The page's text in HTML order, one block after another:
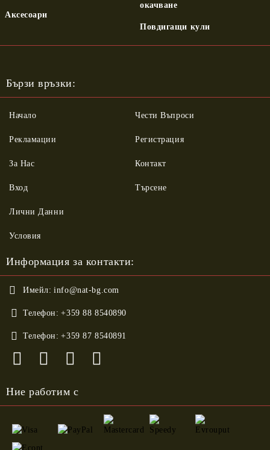
Аксесоари
окачване
Повдигащи кули
Бързи връзки:
Начало
Рекламации
За Нас
Вход
Чести Въпроси
Регистрация
Контакт
Търсене
Лични Данни
Условия
Информация за контакти:
Имейл: info@nat-bg.com
Телефон: +359 88 8540890
Телефон: +359 87 8540891
Ние работим с